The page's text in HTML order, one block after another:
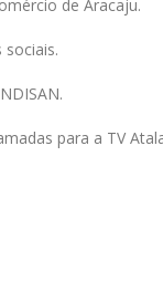
de Aracaju.
para a TV